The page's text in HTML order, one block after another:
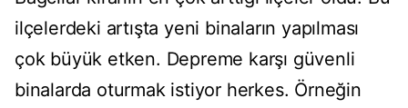
ilçelerdeki artışta yeni binaların yapılması
çok büyük etken. Depreme karşı güvenli
binalarda oturmak istiyor herkes. Örneğin